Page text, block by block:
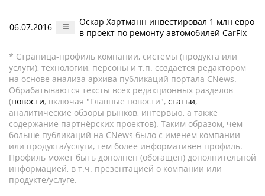
06.07.2016
Оскар Хартманн инвестировал 1 млн евро
в проект по ремонту автомобилей CarFix
* Страница-профиль компании, системы (продукта или
услуги), технологии, персоны и т.п. создается редактором
на основе анализа архива публикаций портала CNews.
Обрабатываются тексты всех редакционных разделов
(новости, включая "Главные новости", статьи,
аналитические обзоры рынков, интервью, а также
содержание партнёрских проектов). Таким образом, чем
больше публикаций на CNews было с именем компании
или продукта/услуги, тем более информативен профиль.
Профиль может быть дополнен (обогащен) дополнительной
информацией, в т.ч. презентацией о компании или
продукте/услуге.